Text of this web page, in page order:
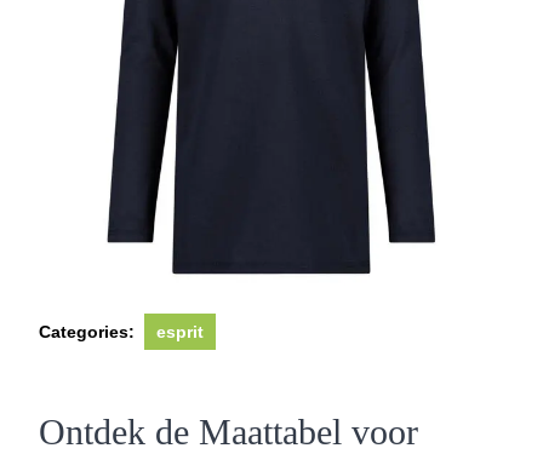
Categories: esprit
Ontdek de Maattabel voor